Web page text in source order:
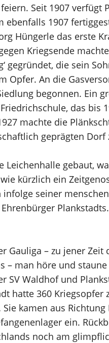
Seit 1907
1907
Hüngerle das erste
Kriegsende
gegründet, die sein
Opfer. An die
begonnen. Ein
das
machte die
geprägten Dorf
Leichenhalle gebaut,
kürzlich ein
seiner
Gauliga – zu jener
– man höre und
SV Waldhof und
hatte 360
kamen aus
ein.
noch am